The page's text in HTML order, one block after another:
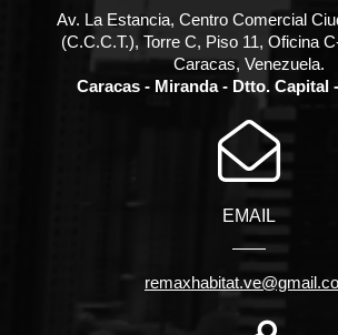
Av. La Estancia, Centro Comercial
(C.C.C.T.), Torre C, Piso 11, Oficina
Caracas, Venezuela.
Caracas - Miranda - Dtto. Capital
EMAIL